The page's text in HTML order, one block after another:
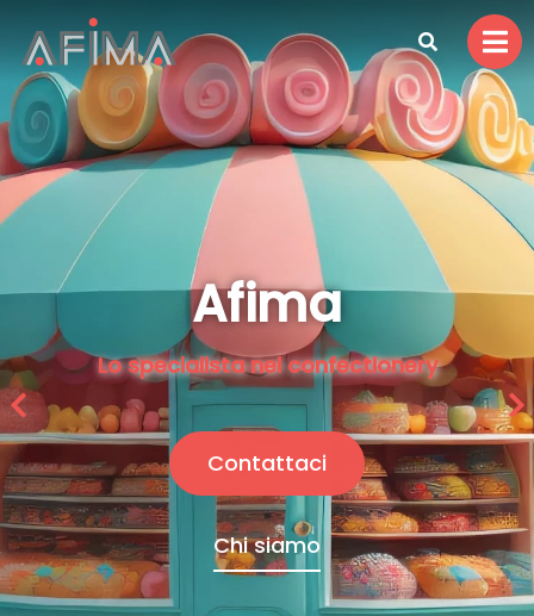
Afima​
Lo specialista nel confectionery
Contattaci
Chi siamo